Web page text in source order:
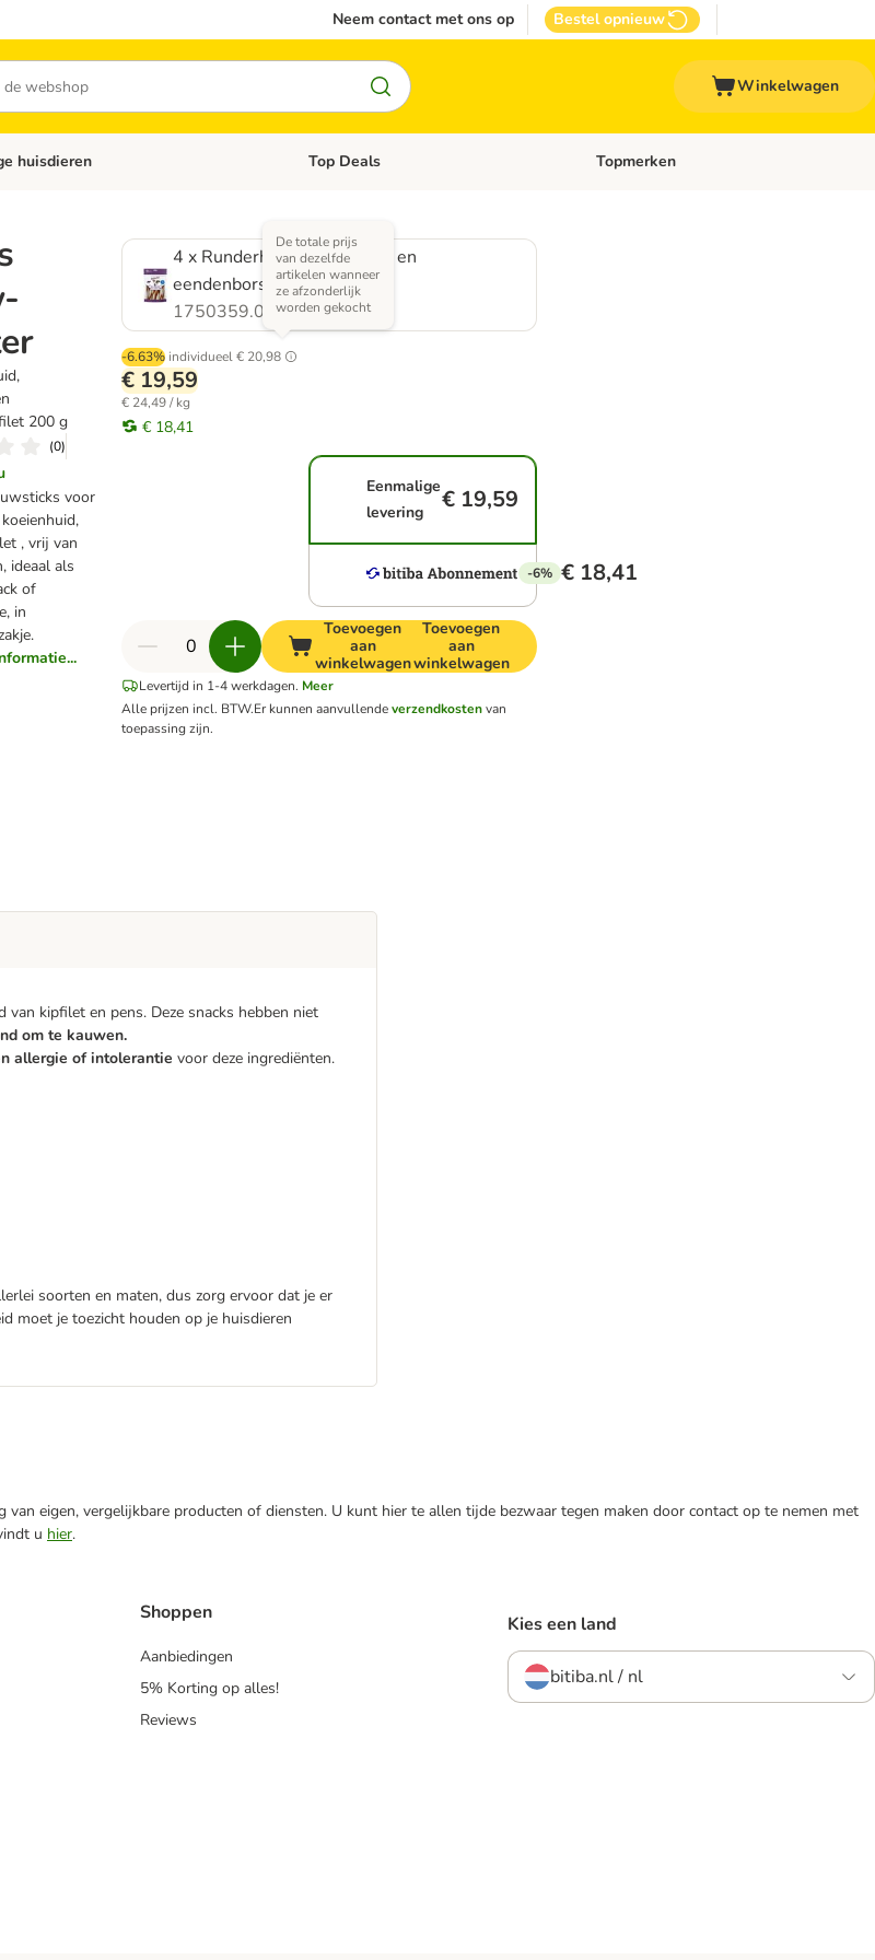
Neem contact met ons op Bestel opnieuw
Winkelwagen
Katten
huisdieren Open categoriemenu: Overige huisdieren
Top Deals Open categoriemenu: Top Deals
Topmerken
200 g
(0)
voor
, vrij van
ideaal als
of
in
4 x Runderhuid, eendenhart en
eendenborstfilet 200 g
1750359.0
-6.63% individueel € 20,98
De totale prijs
van dezelfde
artikelen wanneer
ze afzonderlijk
worden gekocht
€ 19,59
€ 24,49 / kg
€ 18,41
Eenmalige
levering
€ 19,59
-6% € 18,41
Toevoegen
aan
winkelwagen
Toevoegen
aan
winkelwagen
Levertijd in 1-4 werkdagen. Meer
Alle prijzen incl. BTW.Er kunnen aanvullendeverzendkostenvan
toepassing zijn.
kipfilet en pens. Deze snacks hebben niet
om te kauwen.
allergie of intolerantie voor deze ingrediënten.
soorten en maten, dus zorg ervoor dat je er
moet je toezicht houden op je huisdieren
eigen, vergelijkbare producten of diensten. U kunt hier te allen tijde bezwaar tegen maken door contact op te nemen met
u hier.
Shoppen
Aanbiedingen
5% Korting op alles!
Reviews
Kies een land
bitiba.nl / nl